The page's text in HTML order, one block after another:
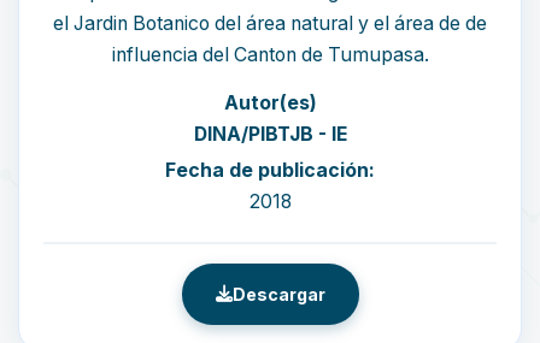
el Jardin Botanico del área natural y el área de de
influencia del Canton de Tumupasa.
Autor(es)
DINA/PIBTJB - IE
Fecha de publicación:
2018
Descargar